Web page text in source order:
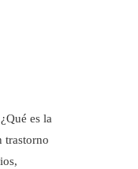
es la
trastorno